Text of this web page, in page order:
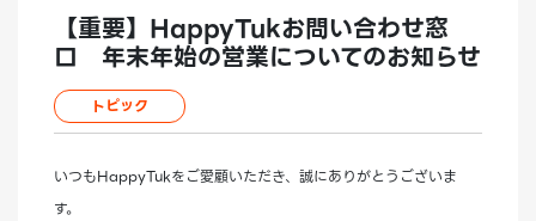
【重要】HappyTukお問い合わせ窓
口 年末年始の営業についてのお知らせ
トピック
いつもHappyTukをご愛顧いただき、誠にありがとうございま
す。